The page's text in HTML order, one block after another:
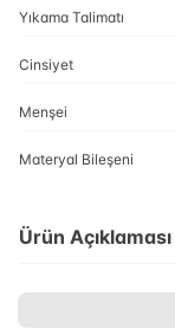
Yıkama Talimatı
Cinsiyet
Menşei
Materyal Bileşeni
Ürün Açıklaması